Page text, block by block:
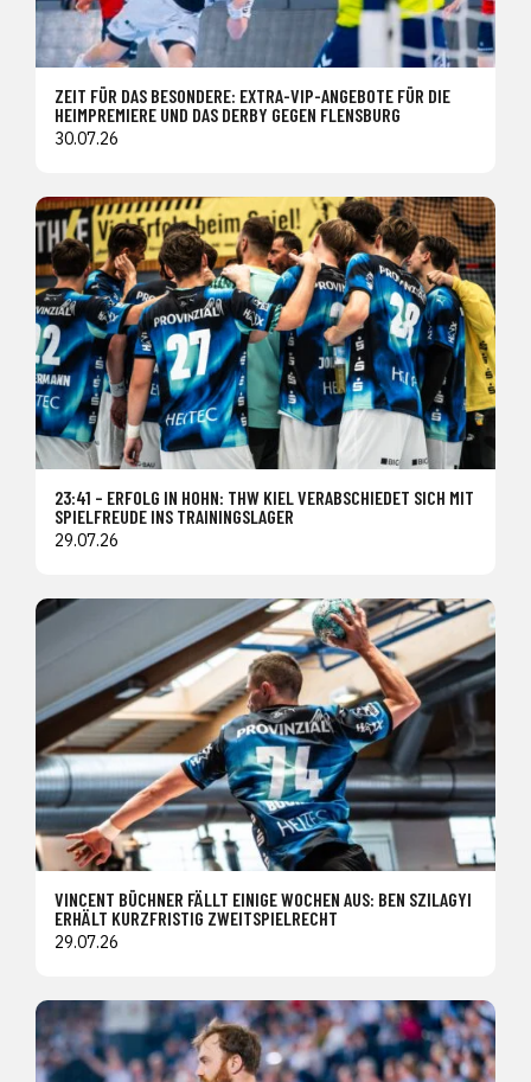
ZEIT FÜR DAS BESONDERE: EXTRA-VIP-ANGEBOTE FÜR DIE
HEIMPREMIERE UND DAS DERBY GEGEN FLENSBURG
30.07.26
23:41 – ERFOLG IN HOHN: THW KIEL VERABSCHIEDET SICH MIT
SPIELFREUDE INS TRAININGSLAGER
29.07.26
VINCENT BÜCHNER FÄLLT EINIGE WOCHEN AUS: BEN SZILAGYI
ERHÄLT KURZFRISTIG ZWEITSPIELRECHT
29.07.26